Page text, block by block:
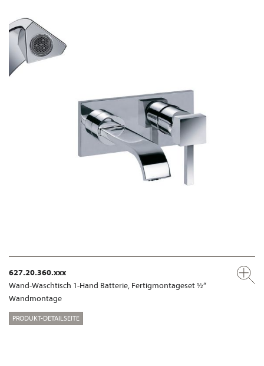
627.20.360.xxx
Wand-Waschtisch 1-Hand Batterie, Fertigmontageset ½“
Wandmontage
PRODUKT-DETAILSEITE